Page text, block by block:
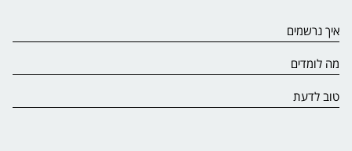
איך נרשמים
מה לומדים
טוב לדעת